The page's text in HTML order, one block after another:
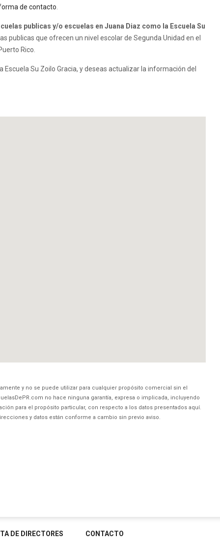
de contacto
publicas y/o escuelas en Juana Diaz como la Escuela Su
publicas que ofrecen un nivel escolar de Segunda Unidad en el
Rico.
Escuela Su Zoilo Gracia, y deseas actualizar la información del
y no se puede utilizar para cualquier propósito comercial sin el
no hace ninguna garantía, expresa o implicada, incluyendo
para el propósito particular, con respecto a los datos presentados aquí.
y datos están conforme a cambio sin previo aviso.
DE DIRECTORES CONTACTO